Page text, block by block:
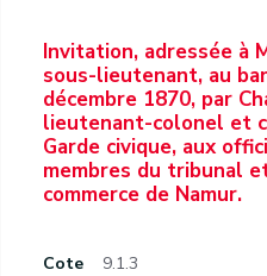
Invitation, adressée à
sous-lieutenant, au
décembre 1870, par
lieutenant-colonel et
Garde civique, aux
membres du tribunal
commerce de Namur.
Cote 9.1.3